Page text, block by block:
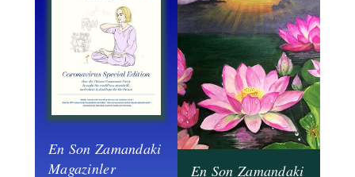
En Son Zamandaki
Magazinler
En Son Zamandaki